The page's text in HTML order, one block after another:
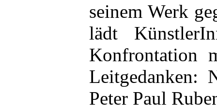
seinem Werk
lädt
Konfrontation
Leitgedanken:
Peter Paul